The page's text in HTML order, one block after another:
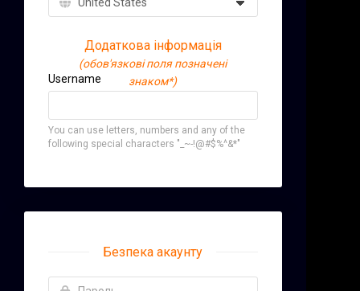
Додаткова інформація
(обов'язкові поля позначені
знаком*)
Username
You can use letters, numbers and any of the
following special characters "_~-!@#$%^&*"
Безпека акаунту